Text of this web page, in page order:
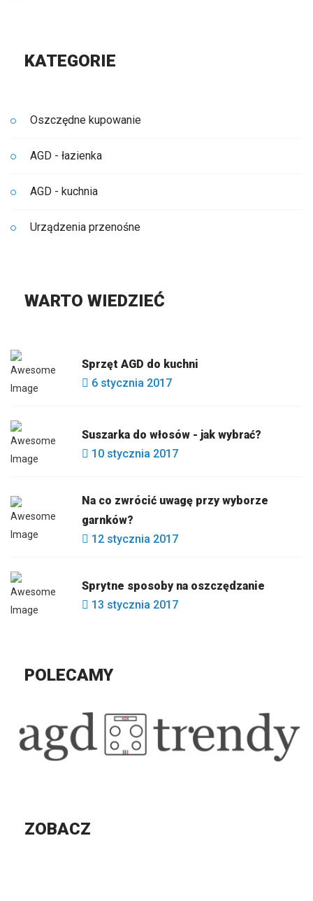
KATEGORIE
Oszczędne kupowanie
AGD - łazienka
AGD - kuchnia
Urządzenia przenośne
WARTO WIEDZIEĆ
Sprzęt AGD do kuchni
6 stycznia 2017
Suszarka do włosów - jak wybrać?
10 stycznia 2017
Na co zwrócić uwagę przy wyborze
garnków?
12 stycznia 2017
Sprytne sposoby na oszczędzanie
13 stycznia 2017
POLECAMY
ZOBACZ